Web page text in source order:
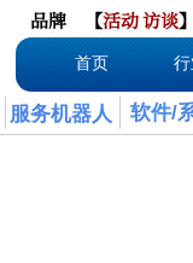
品牌 【活动访谈
首页
软件/
服务机器人